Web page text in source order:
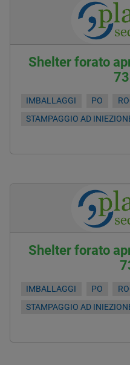
Shelter forato
IMBALLAGGI PO
STAMPAGGIO AD
Shelter forato
IMBALLAGGI PO
STAMPAGGIO AD